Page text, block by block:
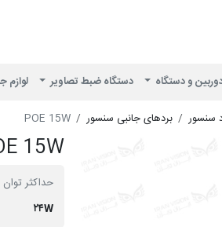
و دستگاه دستگاه ضبط تصاویر لوازم
سنسور بردهای جانبی سنسور POE 15W
15W
حداکثر
۲۴W